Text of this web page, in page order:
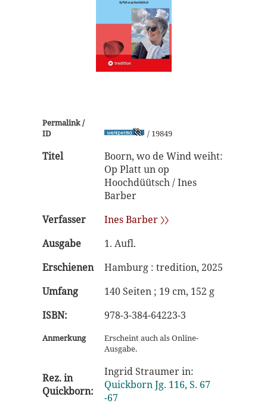
Permalink /
ID
/ 19849
Titel
Boorn, wo de Wind weiht:
Op Platt un op
Hoochdüütsch / Ines
Barber
Verfasser
Ines Barber 〉〉
Ausgabe
1. Aufl.
Erschienen
Hamburg : tredition, 2025
Umfang
140 Seiten ; 19 cm, 152 g
ISBN:
978-3-384-64223-3
Anmerkung
Erscheint auch als Online-
Ausgabe.
Rez. in
Quickborn:
Ingrid Straumer in:
Quickborn Jg. 116, S. 67
-67